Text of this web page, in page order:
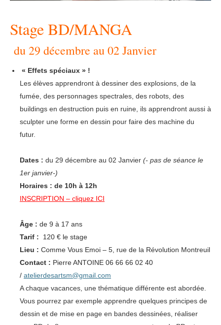
Stage BD/MANGA
du 29 décembre au 02 Janvier
« Effets spéciaux » !
Les élèves apprendront à dessiner des explosions, de la
fumée, des personnages spectrales, des robots, des
buildings en destruction puis en ruine, ils apprendront aussi à
sculpter une forme en dessin pour faire des machine du
futur.
Dates : du 29 décembre au 02 Janvier (- pas de séance le
1er janvier-)
Horaires : de 10h à 12h
INSCRIPTION – cliquez ICI
Âge : de 9 à 17 ans
Tarif :
120 € le stage
Lieu : Comme Vous Emoi – 5, rue de la Révolution Montreuil
Contact : Pierre ANTOINE 06 66 66 02 40
/ atelierdesartsm@gmail.com
A chaque vacances, une thématique différente est abordée.
Vous pourrez par exemple apprendre quelques principes de
dessin et de mise en page en bandes dessinées, réaliser